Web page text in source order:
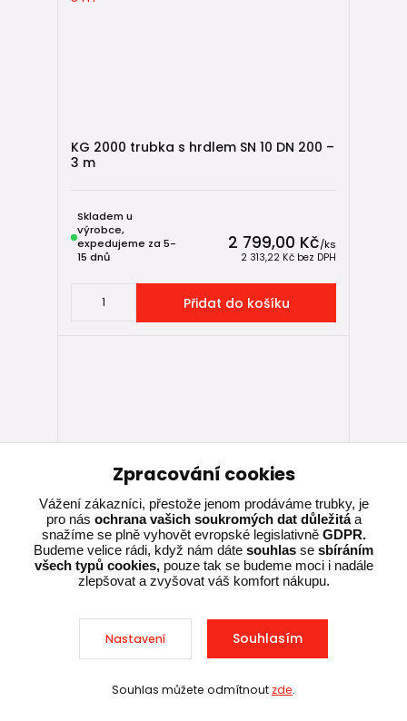
KG 2000 trubka s hrdlem SN 10 DN 200 –
3 m
2 799,00 Kč/ks
2 313,22 Kč bez DPH
Skladem u
výrobce,
expedujeme za 5-
15 dnů
Přidat do košíku
KG 2000 trubka s hrdlem SN 10 DN 315
(DN 300) – 1 m
Sleva při nákupu nad 10 000 Kč
Zpracování cookies
Vážení zákazníci, přestože jenom prodáváme trubky, je
pro nás ochrana vašich soukromých dat důležitáa
snažíme se plně vyhovět evropské legislativně GDPR.
Budeme velice rádi, když nám dáte souhlas se sbíráním
všech typů cookies,pouze tak se budeme moci i nadále
zlepšovat a zvyšovat váš komfort nákupu.
Nastavení Souhlasím
Souhlas můžete odmítnout zde.